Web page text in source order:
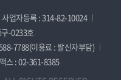
사업자등록 : 314-82-10024
-0233호
7788(이용료 : 발신자부담)
팩스 : 02-361-8385